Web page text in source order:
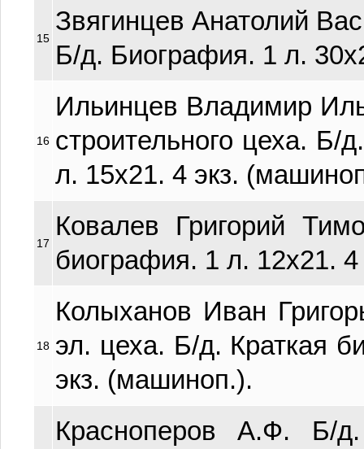
15
Звягинцев Анатолий
Б/д. Биография. 1 л.
16
Ильинцев Владимир
строительного цеха. Б/
л. 15х21. 4 экз.
17
Ковалев Григорий
биография. 1 л. 12х21.
18
Колыханов Иван
эл. цеха. Б/д. Краткая
экз. (машиноп.).
Красноперов А.Ф. Б/д.